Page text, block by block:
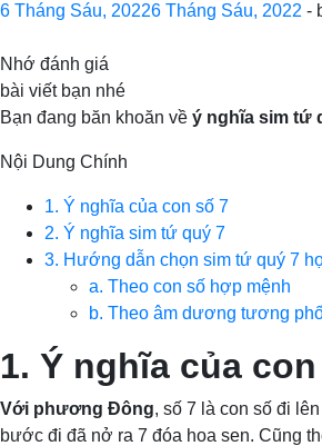
6 Tháng Sáu, 20226 Tháng Sáu, 2022 -
Nhớ đánh giá
bài viết bạn nhé
Bạn đang băn khoăn về ý nghĩa sim tứ
Nội Dung Chính
1. Ý nghĩa của con số 7
2. Ý nghĩa sim tứ quý 7
3. Hướng dẫn chọn sim tứ quý 7
a. Theo con số hợp mệnh
b. Theo âm dương tương
1. Ý nghĩa của
Với phương Đông, số 7 là con số đi
bước đi đã nở ra 7 đóa hoa sen. Cũng